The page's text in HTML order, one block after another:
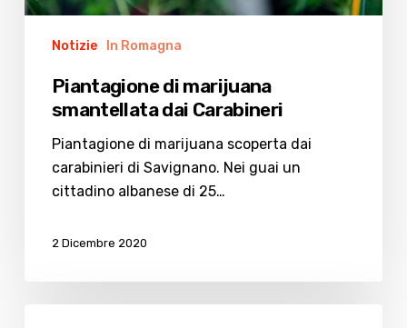
Notizie In Romagna
Piantagione di marijuana
smantellata dai Carabineri
Piantagione di marijuana scoperta dai
carabinieri di Savignano. Nei guai un
cittadino albanese di 25…
2 Dicembre 2020